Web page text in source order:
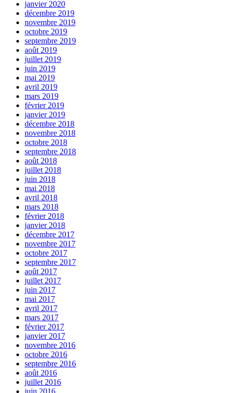
janvier 2020
décembre 2019
novembre 2019
octobre 2019
septembre 2019
août 2019
juillet 2019
juin 2019
mai 2019
avril 2019
mars 2019
février 2019
janvier 2019
décembre 2018
novembre 2018
octobre 2018
septembre 2018
août 2018
juillet 2018
juin 2018
mai 2018
avril 2018
mars 2018
février 2018
janvier 2018
décembre 2017
novembre 2017
octobre 2017
septembre 2017
août 2017
juillet 2017
juin 2017
mai 2017
avril 2017
mars 2017
février 2017
janvier 2017
novembre 2016
octobre 2016
septembre 2016
août 2016
juillet 2016
juin 2016